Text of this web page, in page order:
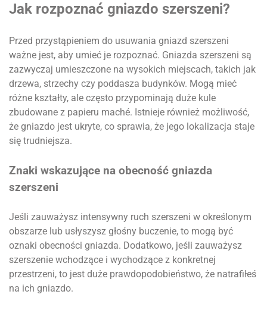
Jak rozpoznać gniazdo szerszeni?
Przed przystąpieniem do usuwania gniazd szerszeni
ważne jest, aby umieć je rozpoznać. Gniazda szerszeni są
zazwyczaj umieszczone na wysokich miejscach, takich jak
drzewa, strzechy czy poddasza budynków. Mogą mieć
różne kształty, ale często przypominają duże kule
zbudowane z papieru maché. Istnieje również możliwość,
że gniazdo jest ukryte, co sprawia, że jego lokalizacja staje
się trudniejsza.
Znaki wskazujące na obecność gniazda
szerszeni
Jeśli zauważysz intensywny ruch szerszeni w określonym
obszarze lub usłyszysz głośny buczenie, to mogą być
oznaki obecności gniazda. Dodatkowo, jeśli zauważysz
szerszenie wchodzące i wychodzące z konkretnej
przestrzeni, to jest duże prawdopodobieństwo, że natrafiłeś
na ich gniazdo.